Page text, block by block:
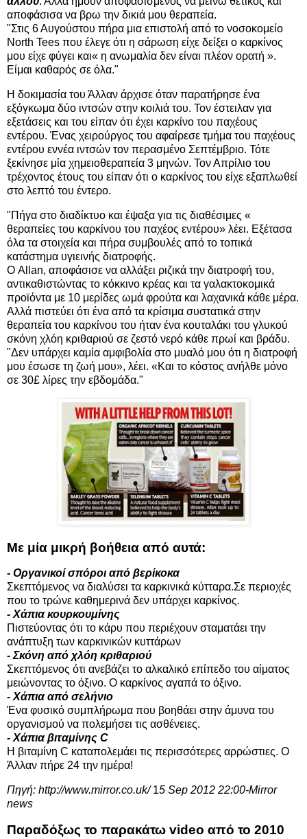
αποφάσισα να βρω την δικιά μου θεραπεία.
"Στις 6 Αυγούστου πήρα μια επιστολή από το νοσοκομείο
North Tees που έλεγε ότι η σάρωση είχε δείξει ο καρκίνος
μου είχε φύγει και« η ανωμαλία δεν είναι πλέον ορατή ».
Είμαι καθαρός σε όλα."
Η δοκιμασία του Άλλαν άρχισε όταν παρατήρησε ένα
εξόγκωμα δύο ιντσών στην κοιλιά του. Τον έστειλαν για
εξετάσεις και του είπαν ότι έχει καρκίνο του παχέους
εντέρου. Ένας χειρούργος του αφαίρεσε τμήμα του παχέους
εντέρου εννέα ιντσών τον περασμένο Σεπτέμβριο. Τότε
ξεκίνησε μία χημειοθεραπεία 3 μηνών. Τον Απρίλιο του
τρέχοντος έτους του είπαν ότι ο καρκίνος του είχε εξαπλωθεί
στο λεπτό του έντερο.
"Πήγα στο διαδίκτυο και έψαξα για τις διαθέσιμες «
θεραπείες του καρκίνου του παχέος εντέρου» λέει. Εξέτασα
όλα τα στοιχεία και πήρα συμβουλές από το τοπικά
κατάστημα υγιεινής διατροφής.
Ο Allan, αποφάσισε να αλλάξει ριζικά την διατροφή του,
αντικαθιστώντας το κόκκινο κρέας και τα γαλακτοκομικά
προϊόντα με 10 μερίδες ωμά φρούτα και λαχανικά κάθε μέρα.
Αλλά πιστεύει ότι ένα από τα κρίσιμα συστατικά στην
θεραπεία του καρκίνου του ήταν ένα κουταλάκι του γλυκού
σκόνη χλόη κριθαριού σε ζεστό νερό κάθε πρωί και βράδυ.
"Δεν υπάρχει καμία αμφιβολία στο μυαλό μου ότι η διατροφή
μου έσωσε τη ζωή μου», λέει. «Και το κόστος ανήλθε μόνο
σε 30£ λίρες την εβδομάδα."
Με μία μικρή βοήθεια από αυτά:
- Οργανικοί σπόροι από βερίκοκα
Σκεπτόμενος να διαλύσει τα καρκινικά κύτταρα.Σε περιοχές
που το τρώνε καθημερινά δεν υπάρχει καρκίνος.
- Χάπια κουρκουμίνης
Πιστεύοντας ότι το κάρυ που περιέχουν σταματάει την
ανάπτυξη των καρκινικών κυττάρων
- Σκόνη από χλόη κριθαριού
Σκεπτόμενος ότι ανεβάζει το αλκαλικό επίπεδο του αίματος
μειώνοντας το όξινο. Ο καρκίνος αγαπά το όξινο.
- Χάπια από σελήνιο
Ένα φυσικό συμπλήρωμα που βοηθάει στην άμυνα του
οργανισμού να πολεμήσει τις ασθένειες.
- Χάπια βιταμίνης C
Η βιταμίνη C καταπολεμάει τις περισσότερες αρρώστιες. Ο
Άλλαν πήρε 24 την ημέρα!
Πηγή: http://www.mirror.co.uk/ 15 Sep 2012 22:00-Mirror
news
Παραδόξως το παρακάτω video από το 2010